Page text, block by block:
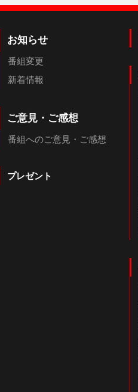
お知らせ
番組変更
新着情報
ご意見・ご感想
番組へのご意見・ご感想
プレゼント